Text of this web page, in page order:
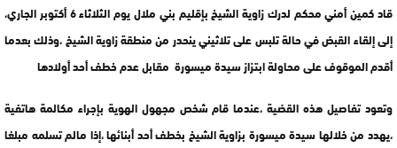
قاد كمين أمني محكم لدرك زاوية الشيخ بإقليم بني ملال يوم الثلاثاء 6 أكتوبر الجاري،
إلى إلقاء القبض في حالة تلبس على تلاثيني ينحدر من منطقة زاوية الشيخ ،وذلك بعدما
أقدم الموقوف على محاولة ابتزاز سيدة ميسورة مقابل عدم خطف أحد أولادها
وتعود تفاصيل هذه القضية ،عندما قام شخص مجهول الهوية بإجراء مكالمة هاتفية
،يهدد من خلالها سيدة ميسورة بزاوية الشيخ بخطف أحد أبنائها ،إذا مالم تسلمه مبلغا